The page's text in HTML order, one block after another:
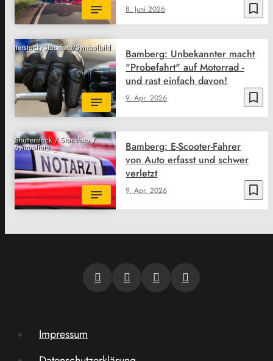
bookmark_border
8. Juni 2026
Shutterstock/Stockfoto/Symbolbild
bookmark_border
9. Apr. 2026
Bamberg: Unbekannter macht
"Probefahrt" auf Motorrad -
und rast einfach davon!
Shutterstock / Stockfoto /
Symbolfoto
bookmark_border
9. Apr. 2026
Bamberg: E-Scooter-Fahrer
von Auto erfasst und schwer
verletzt
Impressum